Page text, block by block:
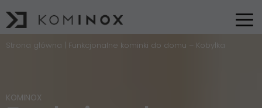
Strona główna | Funkcjonalne kominki do domu – Kobyłka
KOMINOX